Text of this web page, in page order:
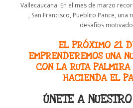
Vallecaucana. En el mes de marzo
, San Francisco, Pueblito Pance, una
desafíos
EL PRÓXIMO 21
EMPRENDEREMOS UNA
CON LA RUTA PALMIRA
HACIENDA EL
ÚNETE A